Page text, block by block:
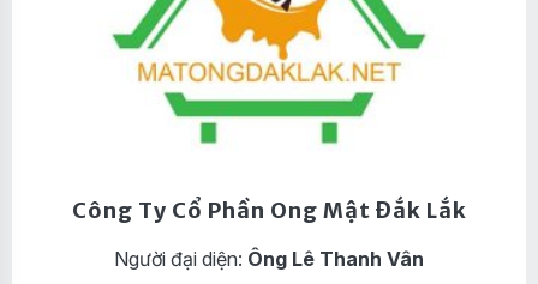
Công Ty Cổ Phần Ong Mật Đắk Lắk
Người đại diện: Ông Lê Thanh Vân